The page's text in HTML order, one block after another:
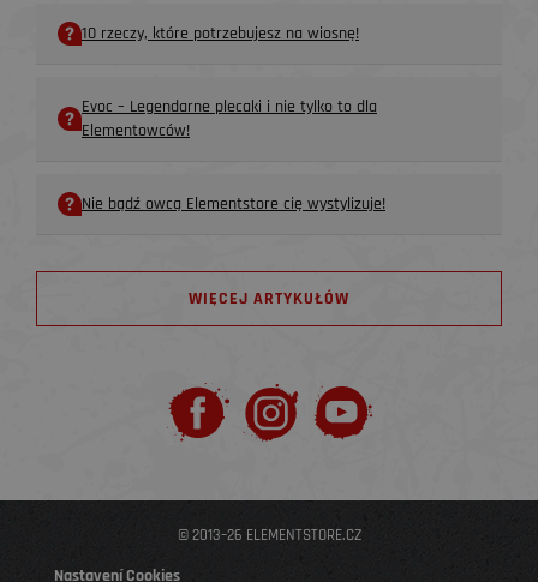
10 rzeczy, które potrzebujesz na wiosnę!
Evoc – Legendarne plecaki i nie tylko to dla
Elementowców!
Nie bądź owcą Elementstore cię wystylizuje!
WIĘCEJ ARTYKUŁÓW
© 2013–26 ELEMENTSTORE.CZ
Nastavení Cookies